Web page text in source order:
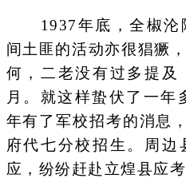
1937年底，全椒沦
间土匪的活动亦很猖獗
何，二老没有过多提及
月。就这样蛰伏了一年
年有了军校招考的消息
府代七分校招生。周边
应，纷纷赶赴立煌县应